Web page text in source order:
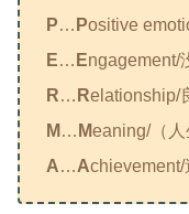
P… Positive
E… Engagement/
R… Relationship/
M … Meaning/（
A…Achievement/